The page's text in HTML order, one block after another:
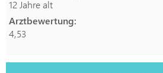
12 Jahre alt
Arztbewertung:
4,53